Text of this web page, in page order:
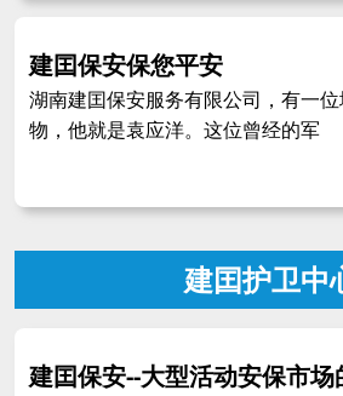
建囯保安保您平安
湖南建囯保安服务有限公司，有一
物，他就是袁应洋。这位曾经的军
建囯护卫中
建囯保安--大型活动安保市